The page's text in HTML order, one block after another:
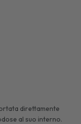
direttamente
al suo interno.